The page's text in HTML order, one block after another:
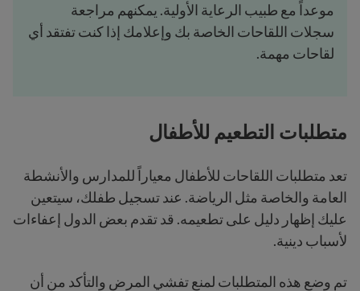
موعداً مع طبيب الرعاية الأولية. يمكنهم مراجعة
سجلات اللقاحات الخاصة بك وإعلامك إذا كنت تفتقد أي
لقاحات مهمة.
متطلبات التطعيم للأطفال
تعد متطلبات اللقاحات للأطفال معياراً للمدارس والأنشطة
العامة والخاصة مثل الرياضة. عند تسجيل طفلك، سيتعين
عليك إظهار دليل على تطعيمه. قد تقدم بعض الدول إعفاءات
لأسباب دينية.
تم وضع هذه المتطلبات لمنع تفشي المرض والتأكد من أن